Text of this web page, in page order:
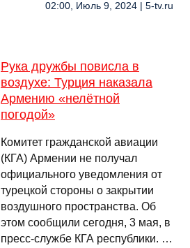
02:00, Июль 9, 2024 | 5-tv.ru
Рука дружбы повисла в
воздухе: Турция наказала
Армению «нелëтной
погодой»
Комитет гражданской авиации
(КГА) Армении не получал
официального уведомления от
турецкой стороны о закрытии
воздушного пространства. Об
этом сообщили сегодня, 3 мая, в
пресс-службе КГА республики. …